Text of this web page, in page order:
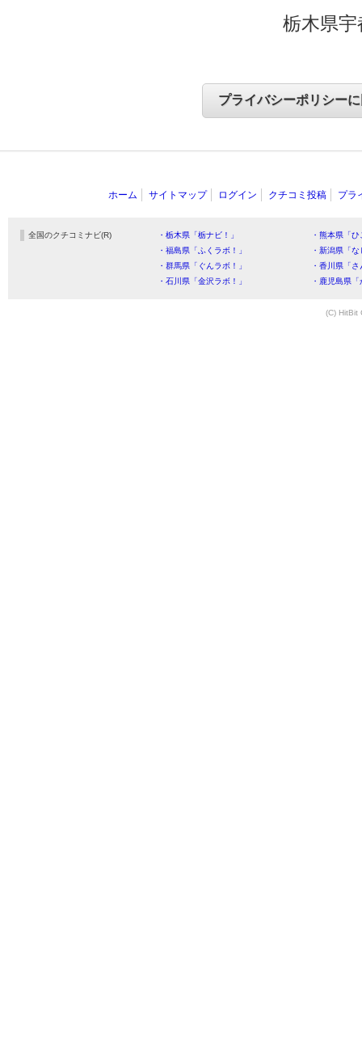
栃木県
ホーム サイトマップ ログイン クチコミ投稿 プラ
全国のクチコミナビ(R) ・栃木県「栃ナビ！」
・熊本県「
・福島県「ふくラボ！」
・新潟県「
・群馬県「ぐんラボ！」
・香川県「
・石川県「金沢ラボ！」
・鹿児島県
(C) HitBit